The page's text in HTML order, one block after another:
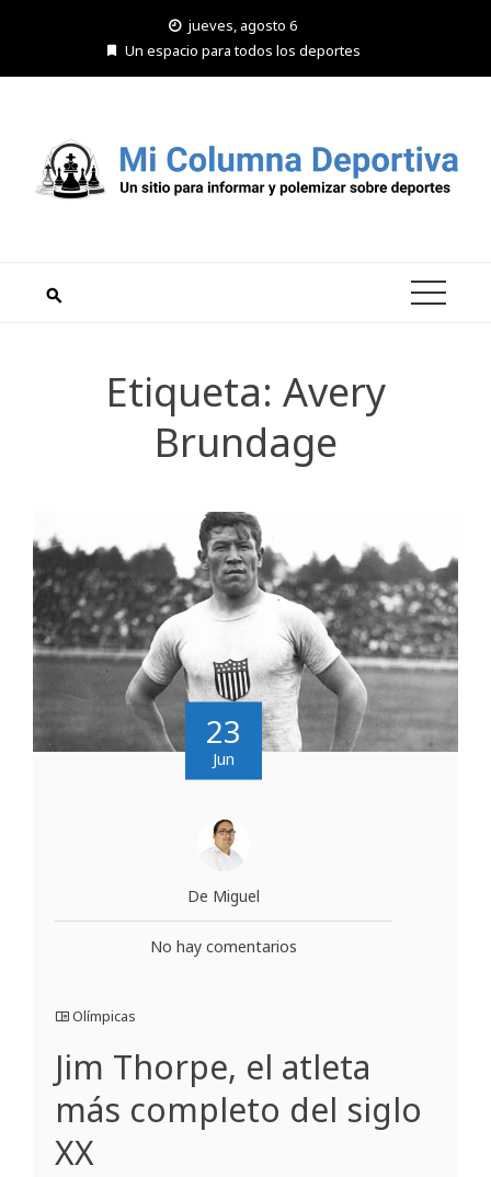
jueves, agosto 6
Un espacio para todos los deportes
Etiqueta: Avery
Brundage
23
Jun
De Miguel
No hay comentarios
Olímpicas
Jim Thorpe, el atleta
más completo del siglo
XX